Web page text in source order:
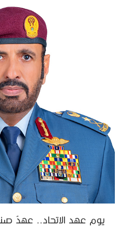
يوم عهد الاتحاد.. عهدٌ صنع